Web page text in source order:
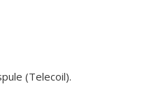
(Telecoil).